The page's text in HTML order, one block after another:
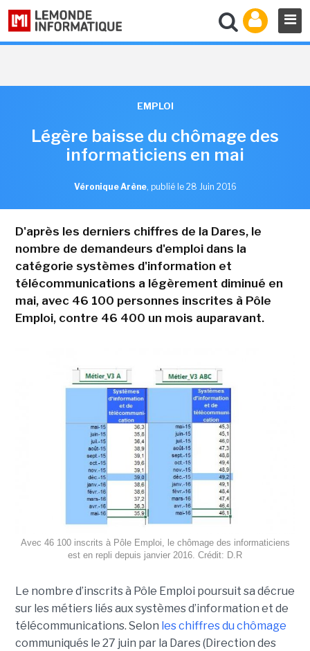
EMPLOI
Légère baisse du chômage des
informaticiens en mai
Véronique Arène, publié le 28 Juin 2016
D'après les derniers chiffres de la Dares, le
nombre de demandeurs d'emploi dans la
catégorie systèmes d'information et
télécommunications a légèrement diminué en
mai, avec 46 100 personnes inscrites à Pôle
Emploi, contre 46 400 un mois auparavant.
Avec 46 100 inscrits à Pôle Emploi, le chômage des informaticiens
est en repli depuis janvier 2016. Crédit: D.R
Le nombre d’inscrits à Pôle Emploi poursuit sa décrue
sur les métiers liés aux systèmes d’information et de
télécommunications. Selon les chiffres du chômage
communiqués le 27 juin par la Dares (Direction des